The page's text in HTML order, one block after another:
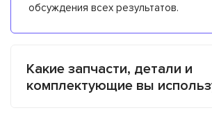
обсуждения всех результатов.
Какие запчасти, детали и
комплектующие вы